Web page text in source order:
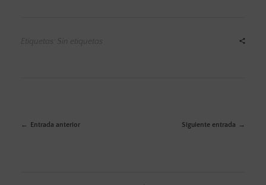
Etiquetas: Sin etiquetas
Entrada anterior Siguiente entrada